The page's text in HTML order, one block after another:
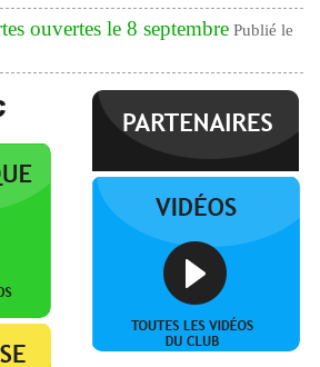
ouvertes le 8 septembre Publié le